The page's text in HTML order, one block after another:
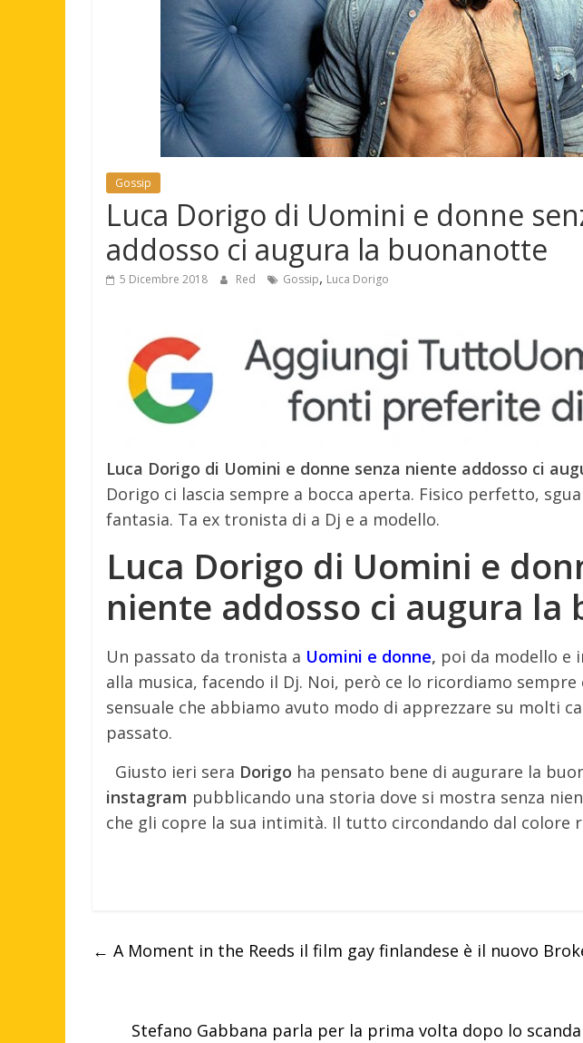
Gossip
Luca Dorigo di Uomini e donne
addosso ci augura la buonanotte
5 Dicembre 2018 Red Gossip, Luca Dorigo
Luca Dorigo di Uomini e donne senza niente addosso ci
Dorigo ci lascia sempre a bocca aperta. Fisico perfetto,
fantasia. Ta ex tronista di a Dj e a modello.
Luca Dorigo di Uomini e
niente addosso ci augura la
Un passato da tronista a Uomini e donne, poi da modello e
alla musica, facendo il Dj. Noi, però ce lo ricordiamo sempre
sensuale che abbiamo avuto modo di apprezzare su molti
passato.
Giusto ieri sera Dorigo ha pensato bene di augurare la
instagram pubblicando una storia dove si mostra senza
che gli copre la sua intimità. Il tutto circondando dal colore
← A Moment in the Reeds il film gay finlandese è il nuovo
Stefano Gabbana parla per la prima volta dopo lo